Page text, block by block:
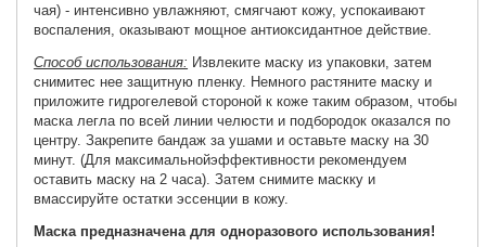
чая) - интенсивно увлажняют, смягчают кожу, успокаивают
воспаления, оказывают мощное антиоксидантное действие.
Способ использования: Извлеките маску из упаковки, затем
снимитес нее защитную пленку. Немного растяните маску и
приложите гидрогелевой стороной к коже таким образом, чтобы
маска легла по всей линии челюсти и подбородок оказался по
центру. Закрепите бандаж за ушами и оставьте маску на 30
минут. (Для максимальнойэффективности рекомендуем
оставить маску на 2 часа). Затем снимите маскку и
вмассируйте остатки эссенции в кожу.
Маска предназначена для одноразового использования!